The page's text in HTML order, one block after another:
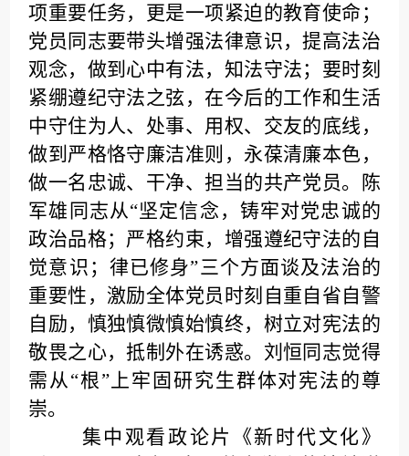
项重要任务，更是一项紧迫的教育使命；
党员同志要带头增强法律意识，提高法治
观念，做到心中有法，知法守法；要时刻
紧绷遵纪守法之弦，在今后的工作和生活
中守住为人、处事、用权、交友的底线，
做到严格恪守廉洁准则，永葆清廉本色，
做一名忠诚、干净、担当的共产党员。陈
军雄同志从“坚定信念，铸牢对党忠诚的
政治品格；严格约束，增强遵纪守法的自
觉意识；律已修身”三个方面谈及法治的
重要性，激励全体党员时刻自重自省自警
自励，慎独慎微慎始慎终，树立对宪法的
敬畏之心，抵制外在诱惑。刘恒同志觉得
需从“根”上牢固研究生群体对宪法的尊
崇。
集中观看政论片《新时代文化》